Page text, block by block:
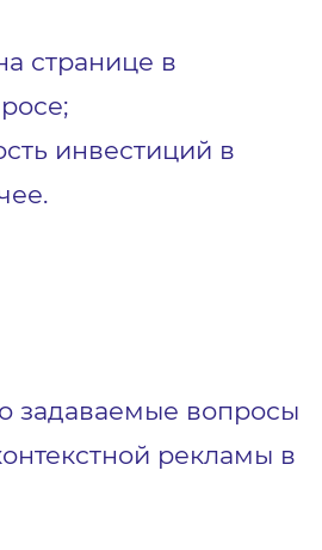
странице в
инвестиций в
задаваемые вопросы
рекламы в